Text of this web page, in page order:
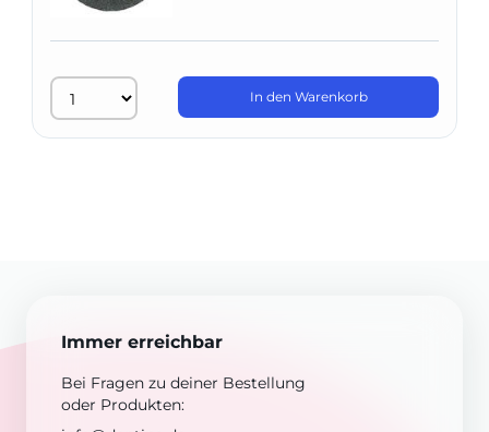
In den Warenkorb
Immer erreichbar
Bei Fragen zu deiner Bestellung
oder Produkten: